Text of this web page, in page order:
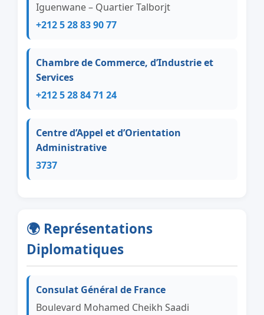
Iguenwane – Quartier Talborjt
+212 5 28 83 90 77
Chambre de Commerce, d’Industrie et
Services
+212 5 28 84 71 24
Centre d’Appel et d’Orientation
Administrative
3737
🌍 Représentations
Diplomatiques
Consulat Général de France
Boulevard Mohamed Cheikh Saadi